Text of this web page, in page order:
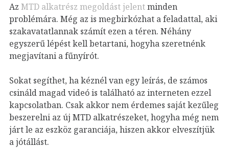
Az MTD alkatrész megoldást jelentminden
problémára. Még az is megbirkózhat a feladattal, aki
szakavatatlannak számít ezen a téren. Néhány
egyszerű lépést kell betartani, hogyha szeretnénk
megjavítani a fűnyírót.
Sokat segíthet, ha kéznél van egy leírás, de számos
csináld magad videó is található az interneten ezzel
kapcsolatban. Csak akkor nem érdemes saját kezűleg
beszerelni az új MTD alkatrészeket, hogyha még nem
járt le az eszköz garanciája, hiszen akkor elveszítjük
a jótállást.